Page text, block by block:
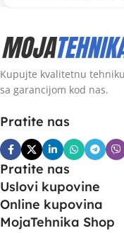
Kupujte kvalitetnu
sa garancijom kod nas.
Pratite nas
Pratite nas
Uslovi kupovine
Online kupovina
MojaTehnika Shop